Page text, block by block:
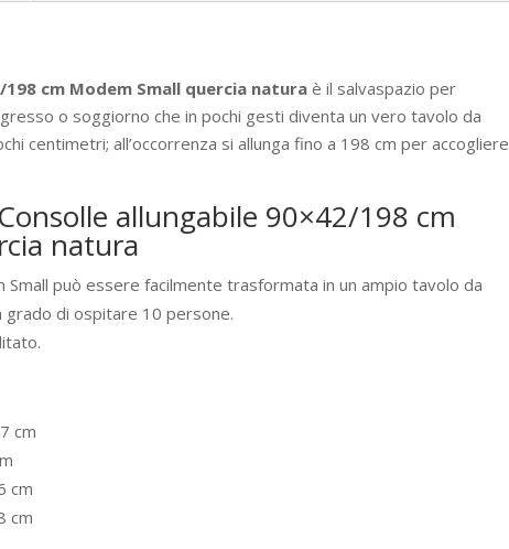
cm Modem Small quercia natura è il salvaspazio per
o soggiorno che in pochi gesti diventa un vero tavolo da
centimetri; all’occorrenza si allunga fino a 198 cm per accogliere
allungabile 90×42/198 cm
natura
Small può essere facilmente trasformata in un ampio tavolo da
grado di ospitare 10 persone.
cm
cm
cm